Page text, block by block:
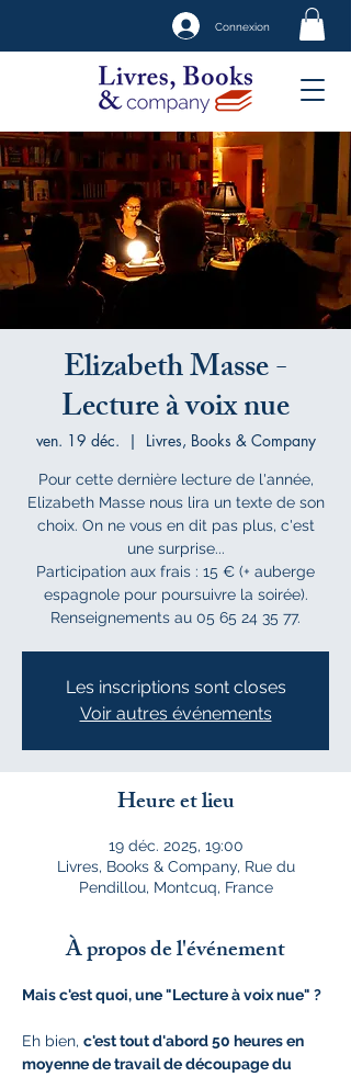
Connexion
Elizabeth Masse -
Lecture à voix nue
ven. 19 déc.
  |
Livres, Books & Company
Pour cette dernière lecture de l'année,
Elizabeth Masse nous lira un texte de son
choix. On ne vous en dit pas plus, c'est
une surprise...
Participation aux frais : 15 € (+ auberge
espagnole pour poursuivre la soirée).
Renseignements au 05 65 24 35 77.
Les inscriptions sont closes
Voir autres événements
Heure et lieu
19 déc. 2025, 19:00
Livres, Books & Company, Rue du
Pendillou, Montcuq, France
À propos de l'événement
Mais c'est quoi, une "Lecture à voix nue" ?
Eh bien, c'est tout d'abord 50 heures en
moyenne de travail de découpage du